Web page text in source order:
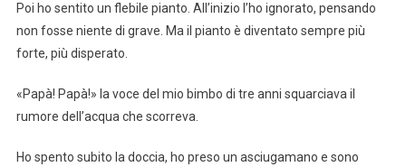
Poi ho sentito un flebile pianto. All’inizio l’ho ignorato, pensando
non fosse niente di grave. Ma il pianto è diventato sempre più
forte, più disperato.
«Papà! Papà!» la voce del mio bimbo di tre anni squarciava il
rumore dell’acqua che scorreva.
Ho spento subito la doccia, ho preso un asciugamano e sono